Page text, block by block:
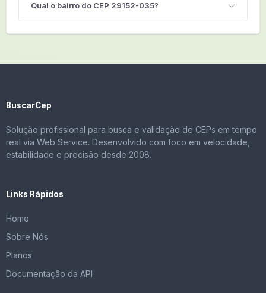
Qual o bairro do CEP 29152-035?
BuscarCep
Solução profissional para busca e validação de CEPs em tempo
real via Web Service. Desenvolvido com foco em velocidade,
estabilidade e precisão desde 2008.
Links Rápidos
Home
Sobre Nós
Planos
Documentação da API